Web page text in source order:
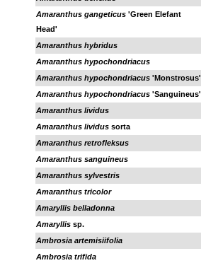
Amaranthus gangeticus 'Green Elefant
Head'
Amaranthus hybridus
Amaranthus hypochondriacus
Amaranthus hypochondriacus 'Monstrosus'
Amaranthus hypochondriacus 'Sanguineus'
Amaranthus lividus
Amaranthus lividus sorta
Amaranthus retrofleksus
Amaranthus sanguineus
Amaranthus sylvestris
Amaranthus tricolor
Amaryllis belladonna
Amaryllis sp.
Ambrosia artemisiifolia
Ambrosia trifida